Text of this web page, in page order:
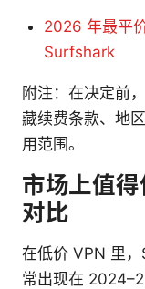
2026 年最平
Surfshark
附注：在决定前
藏续费条款、地
用范围。
市场上值
对比
在低价 VPN 里
常出现在